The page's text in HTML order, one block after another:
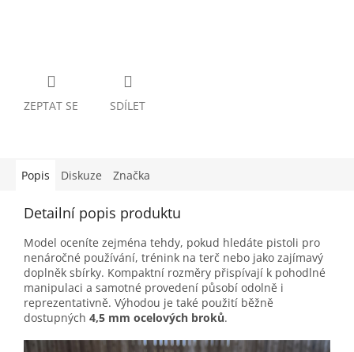
ZEPTAT SE SDÍLET
Popis Diskuze Značka
Detailní popis produktu
Model oceníte zejména tehdy, pokud hledáte pistoli pro
nenáročné používání, trénink na terč nebo jako zajímavý
doplněk sbírky. Kompaktní rozměry přispívají k pohodlné
manipulaci a samotné provedení působí odolně i
reprezentativně. Výhodou je také použití běžně
dostupných 4,5 mm ocelových broků.